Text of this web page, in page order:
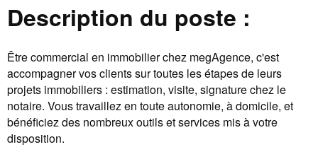
Description du poste :
Être commercial en immobilier chez megAgence, c'est
accompagner vos clients sur toutes les étapes de leurs
projets immobiliers : estimation, visite, signature chez le
notaire. Vous travaillez en toute autonomie, à domicile, et
bénéficiez des nombreux outils et services mis à votre
disposition.